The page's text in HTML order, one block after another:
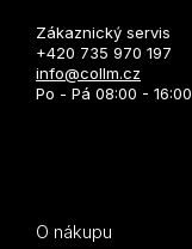
Zákaznický servis
+420 735 970 197
info@collm.cz
Po - Pá 08:00 - 16:00
O nákupu